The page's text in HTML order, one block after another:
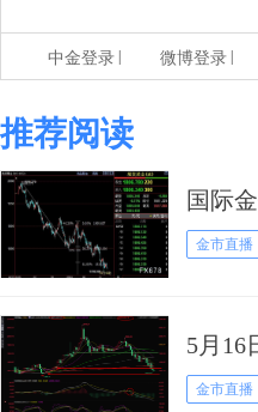
中金登录 微博登录
推荐阅读
国际
金市直播
5月16
金市直播